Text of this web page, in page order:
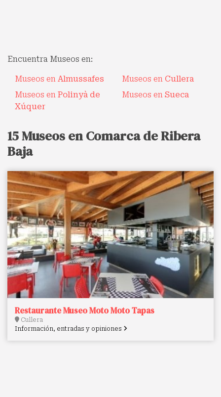
Encuentra Museos en:
Museos en Almussafes Museos en Cullera
Museos en Polinyà de
Xúquer
Museos en Sueca
15 Museos en Comarca de Ribera
Baja
Restaurante Museo Moto Moto Tapas
Cullera
Información, entradas y opiniones